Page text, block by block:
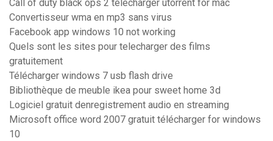
Call of duty black ops 2 télécharger utorrent for mac
Convertisseur wma en mp3 sans virus
Facebook app windows 10 not working
Quels sont les sites pour telecharger des films
gratuitement
Télécharger windows 7 usb flash drive
Bibliothèque de meuble ikea pour sweet home 3d
Logiciel gratuit denregistrement audio en streaming
Microsoft office word 2007 gratuit télécharger for windows
10